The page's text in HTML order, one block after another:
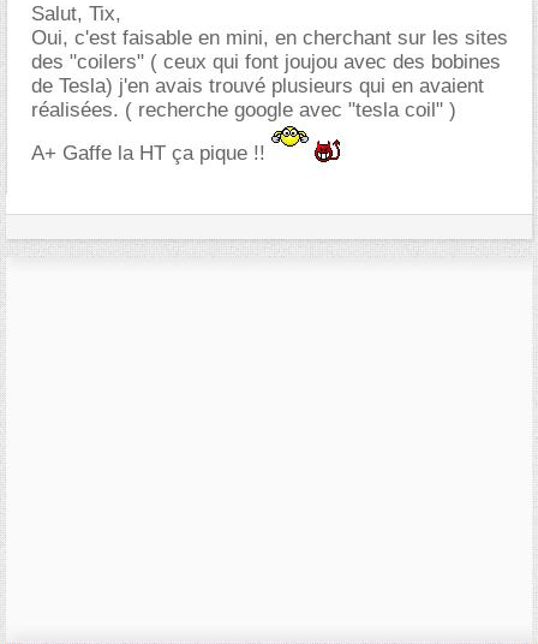
Salut, Tix,
Oui, c'est faisable en mini, en cherchant sur les sites
des "coilers" ( ceux qui font joujou avec des bobines
de Tesla) j'en avais trouvé plusieurs qui en avaient
réalisées. ( recherche google avec "tesla coil" )
A+ Gaffe la HT ça pique !!